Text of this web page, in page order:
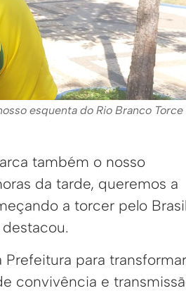
esquenta do Rio Branco Torce
também o nosso
da tarde, queremos a
a torcer pelo Brasil
para
convivência e